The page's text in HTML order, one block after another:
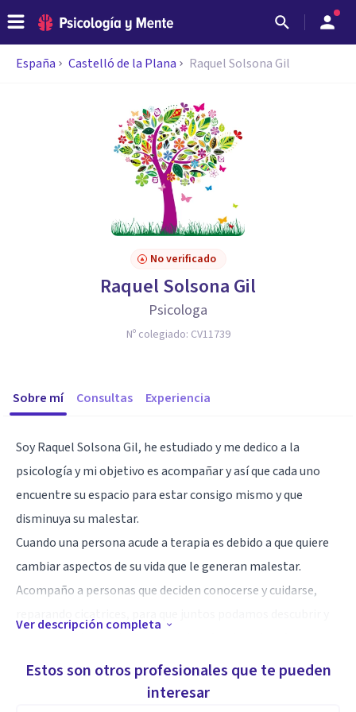
España Castelló de la Plana Raquel Solsona Gil
No verificado
Raquel Solsona Gil
Psicologa
Nº colegiado: CV11739
Sobre mí Consultas Experiencia
Soy Raquel Solsona Gil, he estudiado y me dedico a la
psicología y mi objetivo es acompañar y así que cada uno
encuentre su espacio para estar consigo mismo y que
disminuya su malestar.
Cuando una persona acude a terapia es debido a que quiere
cambiar aspectos de su vida que le generan malestar.
Acompaño a personas que deciden conocerse y cuidarse,
recursos para gestionar su malestar e integrar nuevas
Ver descripción completa
Estos son otros profesionales que te pueden
interesar